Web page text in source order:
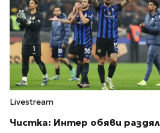
Livestream
Чистка: Интер обяви